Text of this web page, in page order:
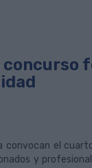
concurso
convocan el
y